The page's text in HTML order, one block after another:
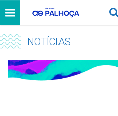
NOTÍCIAS